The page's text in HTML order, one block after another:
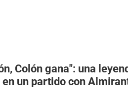
Colón gana": una
en un partido con